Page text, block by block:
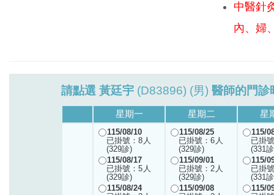
中醫針
內、婦